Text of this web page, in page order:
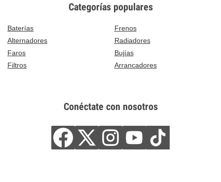
Categorías populares
Baterías
Frenos
Alternadores
Radiadores
Faros
Bujías
Filtros
Arrancadores
Conéctate con nosotros